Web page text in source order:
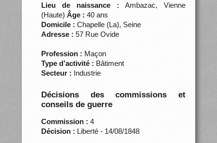
Lieu de naissance : Ambazac, Vienne
(Haute) Âge : 40 ans
Domicile : Chapelle (La), Seine
Adresse : 57 Rue Ovide
Profession : Maçon
Type d’activité : Bâtiment
Secteur : Industrie
Décisions des commissions et
conseils de guerre
Commission : 4
Décision : Liberté - 14/08/1848